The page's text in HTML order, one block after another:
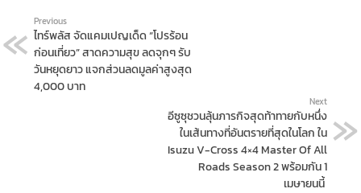
Previous
ไทร์พลัส จัดแคมเปญเด็ด “โปรร้อน
ก่อนเที่ยว” สาดความสุข ลดจุกๆ รับ
วันหยุดยาว แจกส่วนลดมูลค่าสูงสุด
4,000 บาท
Next
อีซูซุชวนลุ้นภารกิจสุดท้าทายกับหนึ่ง
ในเส้นทางที่อันตรายที่สุดในโลก ใน
Isuzu V-Cross 4×4 Master Of All
Roads Season 2 พร้อมกัน 1
เมษายนนี้